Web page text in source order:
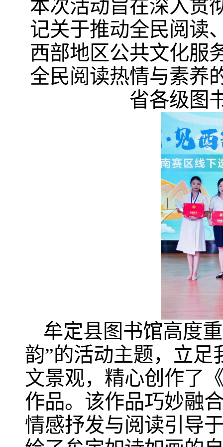
本次活动旨在深入贯
记关于推动全民阅读
西部地区公共文化服
全民阅读热情与素养
省各级图
牟定县图书馆高度
韵”的活动主题，立
文景观，精心创作了
作品。该作品巧妙融
情感抒发与阅读引导